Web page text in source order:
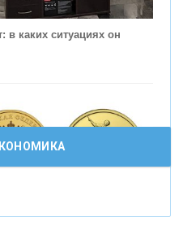
трендов в
- «Интервью»
в каких ситуациях он